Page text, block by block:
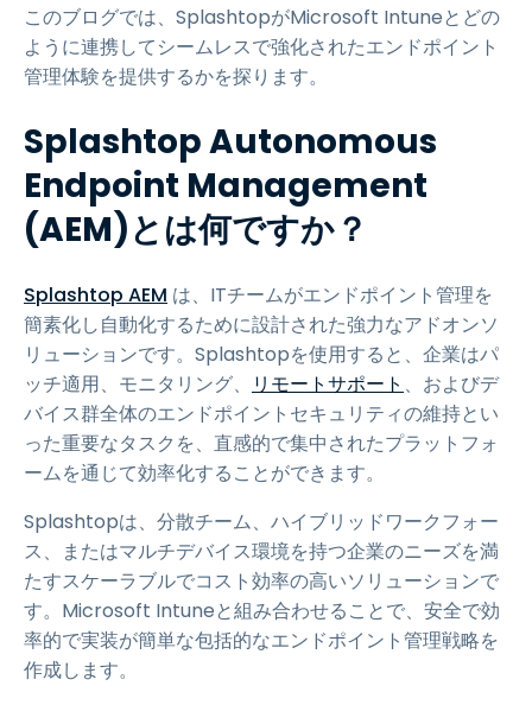
このブログでは、SplashtopがMicrosoft Intuneとどの
ように連携してシームレスで強化されたエンドポイント
管理体験を提供するかを探ります。
Splashtop Autonomous
Endpoint Management
(AEM)とは何ですか？
Splashtop AEM は、ITチームがエンドポイント管理を
簡素化し自動化するために設計された強力なアドオンソ
リューションです。Splashtopを使用すると、企業はパ
ッチ適用、モニタリング、
リモートサポート 、およびデ
バイス群全体のエンドポイントセキュリティの維持とい
った重要なタスクを、直感的で集中されたプラットフォ
ームを通じて効率化することができます。
Splashtopは、分散チーム、ハイブリッドワークフォー
ス、またはマルチデバイス環境を持つ企業のニーズを満
たすスケーラブルでコスト効率の高いソリューションで
す。Microsoft Intuneと組み合わせることで、安全で効
率的で実装が簡単な包括的なエンドポイント管理戦略を
作成します。